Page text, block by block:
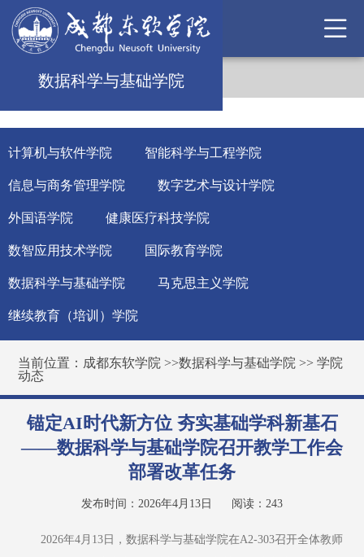
数据科学与基础学院
计算机与软件学院 智能科学与工程学院
信息与商务管理学院 数字艺术与设计学院
外国语学院 健康医疗科技学院
数智应用技术学院 国际教育学院
数据科学与基础学院 马克思主义学院
继续教育（培训）学院
当前位置： 成都东软学院 >>数据科学与基础学院 >>学院
动态
锚定AI时代新方位 夯实基础学科新基石
——数据科学与基础学院召开教学工作会
部署改革任务
发布时间：2026年4月13日 阅读： 243
2026年4月13日，数据科学与基础学院在A2-303召开全体教师